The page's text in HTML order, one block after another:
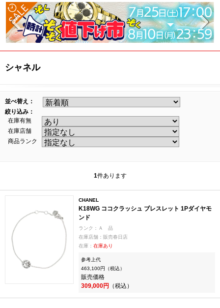
シャネル
並べ替え：
絞り込み：
在庫有無
在庫店舗
商品ランク
1件あります
CHANEL
K18WG ココクラッシュ ブレスレット 1Pダイヤモ
ンド
ランク：Ａ 品
在庫店舗：販売春日店
在庫： 在庫あり
参考上代
463,100円（税込）
販売価格
309,000円 （税込）